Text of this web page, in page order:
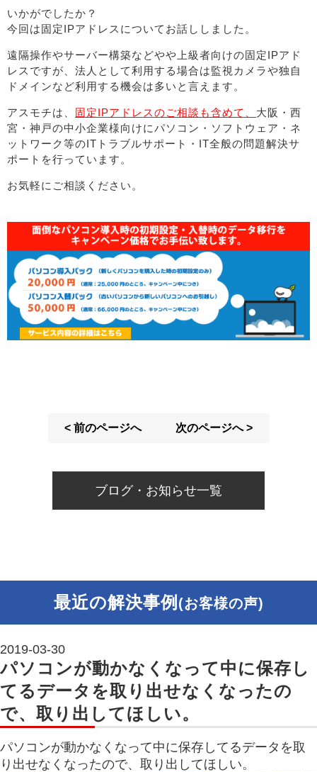
いかがでしたか？
今回は固定IPアドレスについてお話ししました。
遠隔操作やサーバー構築などやや上級者向けの固定IPアド
レスですが、法人として利用する場合は監視カメラや独自
ドメインなど利用する機会は多いと言えます。
アスモチは、 固定IPアドレスのご相談も含めて、 大阪・西
宮・神戸の中小企業様向けにパソコン・ソフトウェア・ネ
ットワーク等のITトラブルサポート・IT全般の問題解決サ
ポートを行っています。
お気軽にご相談ください。
< 前のページへ 次のページへ >
ブログ・お知らせ一覧
最近の解決事例 (お客様の声)
2019-03-30
パソコンが動かなくなって中に保存し
てるデータを取り出せなくなったの
で、取り出してほしい。
パソコンが動かなくなって中に保存してるデータを取
り出せなくなったので、取り出してほしい。